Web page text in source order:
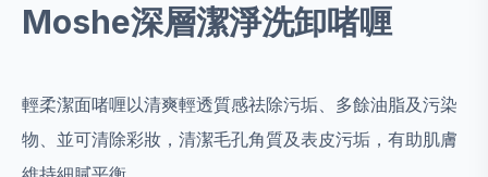
Moshe深層潔淨洗卸啫喱
輕柔潔面啫喱以清爽輕透質感祛除污垢、多餘油脂及污染
物、並可清除彩妝，清潔毛孔角質及表皮污垢，有助肌膚